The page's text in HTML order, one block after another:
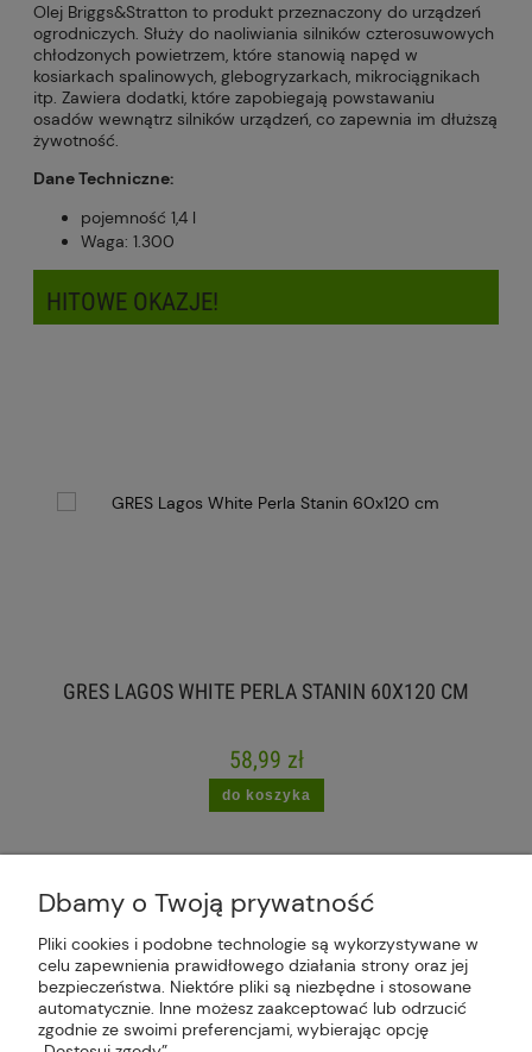
Olej Briggs&Stratton to produkt przeznaczony do urządzeń
ogrodniczych. Służy do naoliwiania silników czterosuwowych
chłodzonych powietrzem, które stanowią napęd w
kosiarkach spalinowych, glebogryzarkach, mikrociągnikach
itp. Zawiera dodatki, które zapobiegają powstawaniu
osadów wewnątrz silników urządzeń, co zapewnia im dłuższą
żywotność.
Dane Techniczne:
pojemność 1,4 l
Waga: 1.300
HITOWE OKAZJE!
GRES LAGOS WHITE PERLA STANIN 60X120 CM
58,99 zł
do koszyka
Plus Market Sp. z o.o. | Zakręcie 2K, 22-300
Krasnystaw, woj. lubelskie | sklep@plus-market.pl
| tel: 607 770 953 | NIP: 5170405164
Dbamy o Twoją prywatność
Pliki cookies i podobne technologie są wykorzystywane w
celu zapewnienia prawidłowego działania strony oraz jej
bezpieczeństwa. Niektóre pliki są niezbędne i stosowane
automatycznie. Inne możesz zaakceptować lub odrzucić
zgodnie ze swoimi preferencjami, wybierając opcję